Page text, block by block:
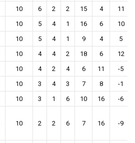
10 6 2 2 15 4
11
10 5 4 1 16 6
10
10 5 4 1 9 4
5
10 4 4 2 18 6
12
10 4 2 4 6 11
-5
10 3 4 3 7 8
-1
10 3 1 6 10 16 -6
10 2 2 6 7 16 -9